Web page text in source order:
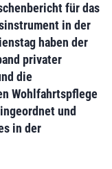
für das
in der
haben der
privater
die
Wohlfahrtspflege
und
in der